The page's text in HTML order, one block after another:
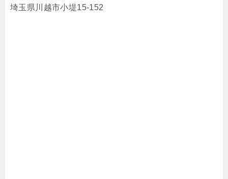
埼玉県川越市小堤15-152